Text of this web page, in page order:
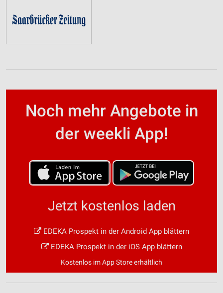
Noch mehr Angebote in
der weekli App!
Jetzt kostenlos laden
EDEKA Prospekt in der Android App blättern
EDEKA Prospekt in der iOS App blättern
Kostenlos im App Store erhältlich